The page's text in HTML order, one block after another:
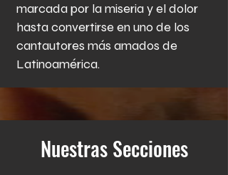
marcada por la miseria y el dolor
hasta convertirse en uno de los
cantautores más amados de
Latinoamérica.
Nuestras Secciones